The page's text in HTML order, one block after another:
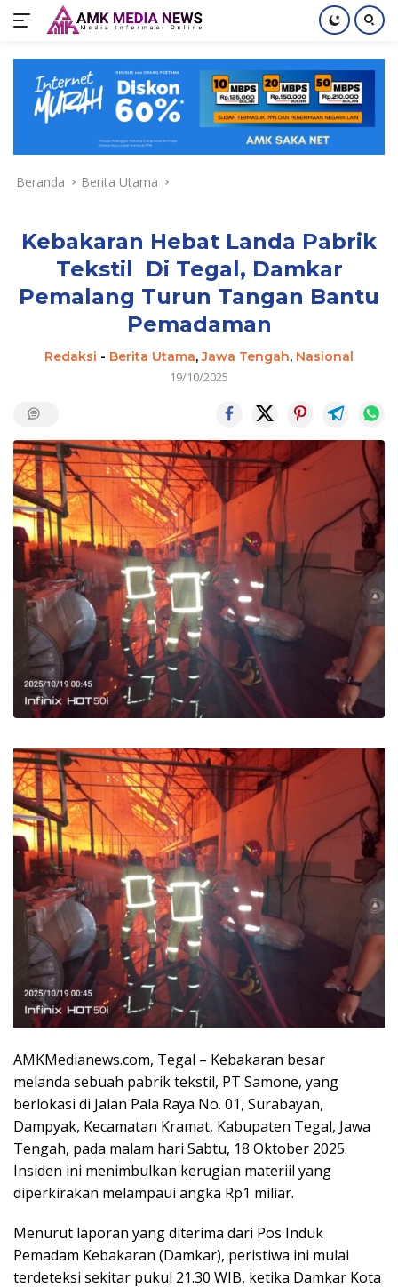
konten
Beranda Berita Utama
Kebakaran Hebat Landa Pabrik
Tekstil Di Tegal, Damkar
Pemalang Turun Tangan Bantu
Pemadaman
Redaksi - Berita Utama,Jawa Tengah, Nasional
19/10/2025
AMKMedianews.com, Tegal – Kebakaran besar
melanda sebuah pabrik tekstil, PT Samone, yang
berlokasi di Jalan Pala Raya No. 01, Surabayan,
Dampyak, Kecamatan Kramat, Kabupaten Tegal, Jawa
Tengah, pada malam hari Sabtu, 18 Oktober 2025.
Insiden ini menimbulkan kerugian materiil yang
diperkirakan melampaui angka Rp1 miliar.
Menurut laporan yang diterima dari Pos Induk
Pemadam Kebakaran (Damkar), peristiwa ini mulai
terdeteksi sekitar pukul 21.30 WIB, ketika Damkar Kota